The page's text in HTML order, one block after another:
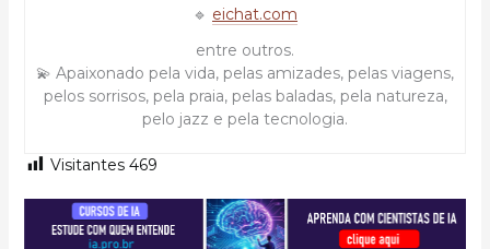
🔹 eichat.com
entre outros.
💫 Apaixonado pela vida, pelas amizades, pelas viagens,
pelos sorrisos, pela praia, pelas baladas, pela natureza,
pelo jazz e pela tecnologia.
Visitantes 469